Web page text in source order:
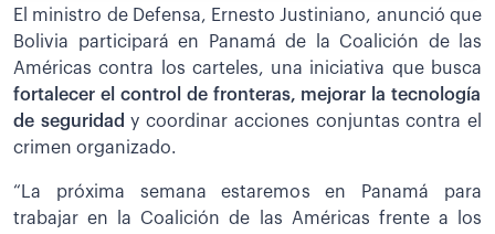
El ministro de Defensa, Ernesto Justiniano, anunció que
Bolivia participará en Panamá de la Coalición de las
Américas contra los carteles, una iniciativa que busca
fortalecer el control de fronteras, mejorar la tecnología
de seguridady coordinar acciones conjuntas contra el
crimen organizado.
“La próxima semana estaremos en Panamá para
trabajar en la Coalición de las Américas frente a los